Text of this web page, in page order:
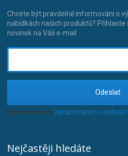
Chcete být pravdelně informováni o
nabídkách našich produktů? Přihlaste
novinek na Váš e-mail
Odeslat
Souhlasím se zpracováním
Nejčastěji hledáte